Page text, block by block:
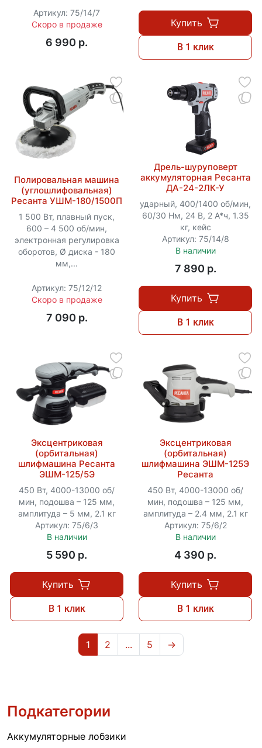
Артикул: 75/14/7
Скоро в продаже
6 990 p.
Купить
В 1 клик
Полировальная машина
(углошлифовальная)
Ресанта УШМ-180/1500П
1 500 Вт, плавный пуск,
600 – 4 500 об/мин,
электронная регулировка
оборотов, Ø диска - 180
мм,...
Артикул: 75/12/12
Скоро в продаже
7 090 p.
Дрель-шуруповерт
аккумуляторная Ресанта
ДА-24-2ЛК-У
ударный, 400/1400 об/мин,
60/30 Нм, 24 В, 2 А*ч, 1.35
кг, кейс
Артикул: 75/14/8
В наличии
7 890 p.
Купить
В 1 клик
Эксцентриковая
(орбитальная)
шлифмашина Ресанта
ЭШМ-125/5Э
450 Вт, 4000-13000 об/
мин, подошва – 125 мм,
амплитуда – 5 мм, 2.1 кг
Артикул: 75/6/3
В наличии
5 590 p.
Купить
В 1 клик
Эксцентриковая
(орбитальная)
шлифмашина ЭШМ-125Э
Ресанта
450 Вт, 4000-13000 об/
мин, подошва – 125 мм,
амплитуда – 2.4 мм, 2.1 кг
Артикул: 75/6/2
В наличии
4 390 p.
Купить
В 1 клик
1 2 ... 5 →
Подкатегории
Аккумуляторные лобзики